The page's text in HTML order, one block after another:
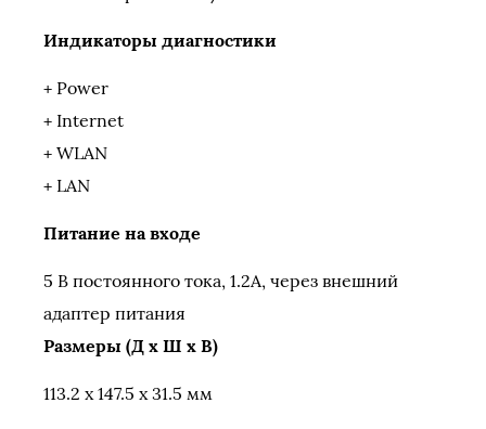
Индикаторы диагностики
+ Power
+ Internet
+ WLAN
+ LAN
Питание на входе
5 В постоянного тока, 1.2A, через внешний
адаптер питания
Размеры (Д x Ш x В)
113.2 x 147.5 x 31.5 мм